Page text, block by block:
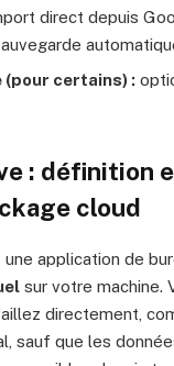
direct depuis
(pour certains) :
: définition
cloud
application de
sur votre machine.
directement,
sauf que les